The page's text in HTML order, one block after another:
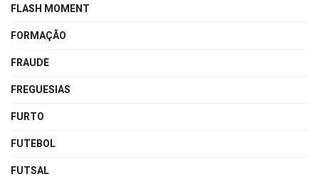
FLASH MOMENT
FORMAÇÃO
FRAUDE
FREGUESIAS
FURTO
FUTEBOL
FUTSAL